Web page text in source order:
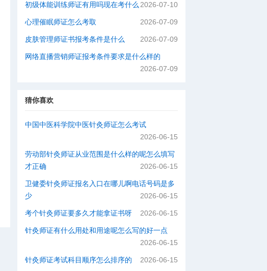
初级体能训练师证有用吗现在考什么 2026-07-10
心理催眠师证怎么考取 2026-07-09
皮肤管理师证书报考条件是什么 2026-07-09
网络直播营销师证报考条件要求是什么样的
2026-07-09
猜你喜欢
中国中医科学院中医针灸师证怎么考试
2026-06-15
劳动部针灸师证从业范围是什么样的呢怎么填写
才正确
2026-06-15
卫健委针灸师证报名入口在哪儿啊电话号码是多
少
2026-06-15
考个针灸师证要多久才能拿证书呀 2026-06-15
针灸师证有什么用处和用途呢怎么写的好一点
2026-06-15
针灸师证考试科目顺序怎么排序的 2026-06-15